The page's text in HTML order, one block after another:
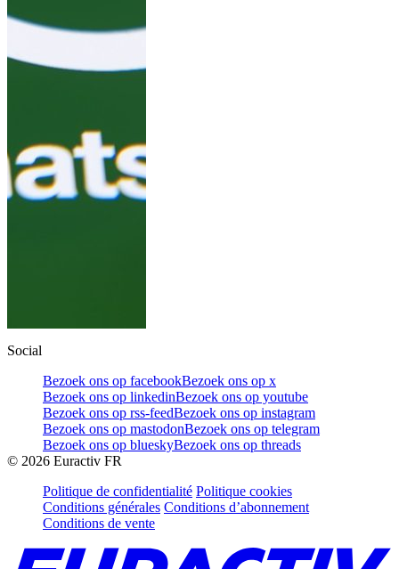
Social
Bezoek ons op facebookBezoek ons op x
Bezoek ons op linkedinBezoek ons op youtube
Bezoek ons op rss-feedBezoek ons op instagram
Bezoek ons op mastodonBezoek ons op telegram
Bezoek ons op blueskyBezoek ons op threads
© 2026 Euractiv FR
Politique de confidentialité Politique cookies
Conditions générales Conditions d’abonnement
Conditions de vente